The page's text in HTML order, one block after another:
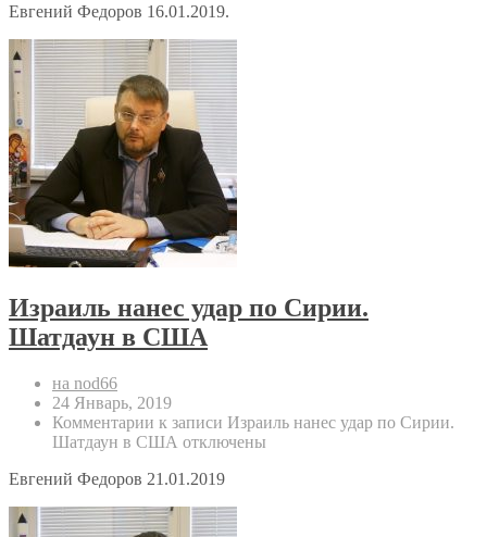
Евгений Федоров 16.01.2019.
Израиль нанес удар по Сирии.
Шатдаун в США
на nod66
24 Январь, 2019
Комментарии к записи Израиль нанес удар по Сирии.
Шатдаун в США отключены
Евгений Федоров 21.01.2019